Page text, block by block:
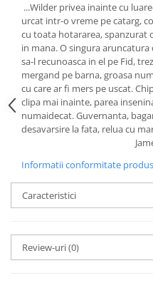
...Wilder privea inainte cu
urcat intr-o vreme pe catarg,
cu toata hotararea, spanzurat
in mana. O singura
sa-l recunoasca in el pe Fid,
mergand pe barna, groasa
cu care ar fi mers pe uscat.
clipa mai inainte, parea
numaidecat. Guvernanta,
desavarsire la fata, relua cu
Informatii conformitate produs
Caracteristici
Review-uri(0)